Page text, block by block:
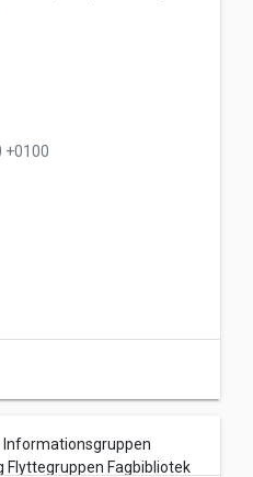
+0100
Informationsgruppen
Flyttegruppen Fagbibliotek